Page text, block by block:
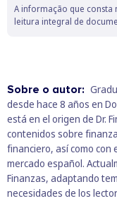
A informação que consta
leitura integral de
Sobre o autor:
desde hace 8 años en
está en el origen de Dr.
contenidos sobre
financiero, así como con
mercado español.
Finanzas, adaptando
necesidades de los